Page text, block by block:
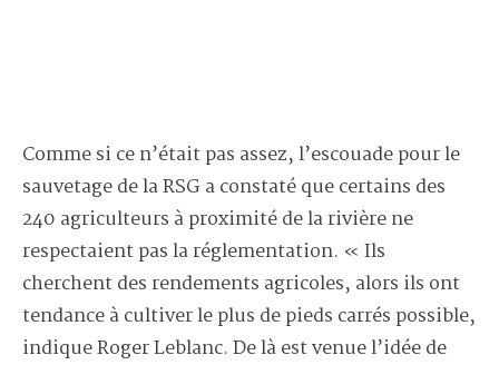
Comme si ce n’était pas assez, l’escouade pour le
sauvetage de la RSG a constaté que certains des
240 agriculteurs à proximité de la rivière ne
respectaient pas la réglementation. « Ils
cherchent des rendements agricoles, alors ils ont
tendance à cultiver le plus de pieds carrés possible,
indique Roger Leblanc. De là est venue l’idée de